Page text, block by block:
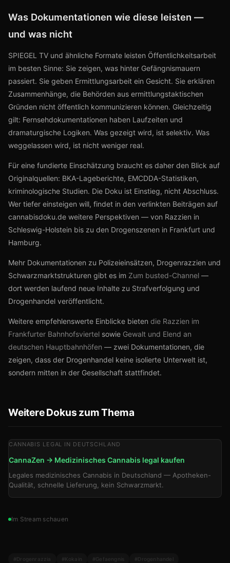
Was Dokumentationen wie diese leisten —
und was nicht
SPIEGEL TV und ähnliche Formate leisten Öffentlichkeitsarbeit
im besten Sinne: Sie zeigen, was hinter Gefängnismauern
passiert. Sie geben Ermittlungsarbeit ein Gesicht. Sie erklären
Zusammenhänge, die Behörden aus ermittlungstaktischen
Gründen nicht öffentlich kommunizieren können. Gleichzeitig
gilt: Fernsehdokumentationen haben Laufzeiten und
dramaturgische Logiken. Was gezeigt wird, ist selektiv. Was
weggelassen wird, ist nicht weniger real.
Für eine fundierte Einschätzung braucht es daher den Blick auf
Originalquellen: BKA-Lageberichte, EMCDDA-Statistiken,
kriminologische Studien. Die Doku ist Einstieg, nicht Abschluss.
Wer tiefer einsteigen will, findet in den verlinkten Beiträgen auf
cannabisdoku.de weitere Perspektiven — von Razzien in
Schleswig-Holstein bis zu den Drogenszenen in Frankfurt und
Hamburg.
Mehr Dokumentationen zu Polizeieinsätzen, Drogenrazzien und
Schwarzmarktstrukturen gibt es im Zum busted-Channel —
dort werden laufend neue Inhalte zu Strafverfolgung und
Drogenhandel veröffentlicht.
Weitere empfehlenswerte Einblicke bieten die Razzien im
Frankfurter Bahnhofsviertel sowie Gewalt und Elend an
deutschen Hauptbahnhöfen — zwei Dokumentationen, die
zeigen, dass der Drogenhandel keine isolierte Unterwelt ist,
sondern mitten in der Gesellschaft stattfindet.
Weitere Dokus zum Thema
CANNABIS LEGAL IN DEUTSCHLAND
CannaZen → Medizinisches Cannabis legal kaufen
Legales medizinisches Cannabis in Deutschland — Apotheken-
Qualität, schnelle Lieferung, kein Schwarzmarkt.
Im Stream schauen
#Drogenrazzia #Kokain #Gefaengnis
#Drogenhandel